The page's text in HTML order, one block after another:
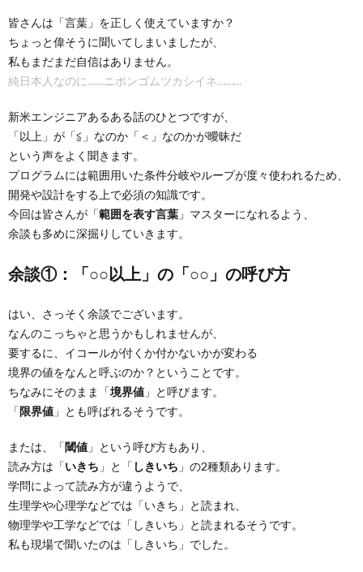
皆さんは「言葉」を正しく使えていますか？
ちょっと偉そうに聞いてしまいましたが、
私もまだまだ自信はありません。
純日本人なのに……ニポンゴムツカシイネ………
新米エンジニアあるある話のひとつですが、
「以上」が「≦」なのか「＜」なのかが曖昧だ
という声をよく聞きます。
プログラムには範囲用いた条件分岐やループが度々使われるため、
開発や設計をする上で必須の知識です。
今回は皆さんが「範囲を表す言葉 」マスターになれるよう、
余談も多めに深掘りしていきます。
余談①：「○○以上」の「○○」の呼び方
はい、さっそく余談でございます。
なんのこっちゃと思うかもしれませんが、
要するに、イコールが付くか付かないかが変わる
境界の値をなんと呼ぶのか？ということです。
ちなみにそのまま「境界値 」と呼びます。
「限界値 」とも呼ばれるそうです。
または、「閾値 」という呼び方もあり、
読み方は「いきち 」と「 しきいち 」の2種類あります。
学問によって読み方が違うようで、
生理学や心理学などでは「いきち」と読まれ、
物理学や工学などでは「しきいち」と読まれるそうです。
私も現場で聞いたのは「しきいち」でした。